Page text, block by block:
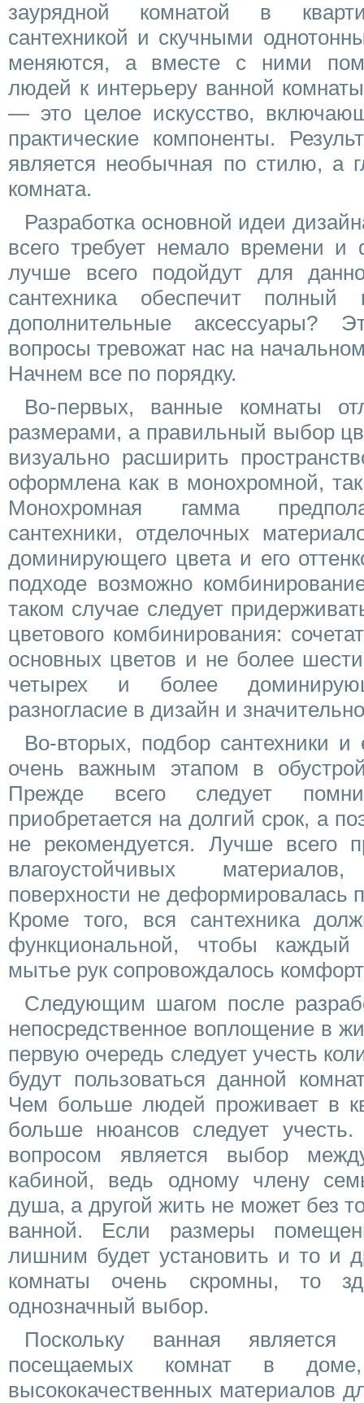
заурядной комнатой в
сантехникой и скучными
меняются, а вместе с ними
людей к интерьеру ванной
— это целое искусство,
практические компоненты.
является необычная по стилю, а
комната.
Разработка основной идеи
всего требует немало времени и
лучше всего подойдут для
сантехника обеспечит
дополнительные аксессуары?
вопросы тревожат нас на
Начнем все по порядку.
Во-первых, ванные комнаты
размерами, а правильный выбор
визуально расширить
оформлена как в монохромной,
Монохромная гамма
сантехники, отделочных
доминирующего цвета и его
подходе возможно
таком случае следует
цветового комбинирования:
основных цветов и не более
четырех и более
разногласие в дизайн и
Во-вторых, подбор сантехники и
очень важным этапом в
Прежде всего следует
приобретается на долгий срок, а
не рекомендуется. Лучше всего
влагоустойчивых
поверхности не деформировалась
Кроме того, вся сантехника
функциональной, чтобы
мытье рук сопровождалось
Следующим шагом после
непосредственное воплощение в
первую очередь следует учесть
будут пользоваться данной
Чем больше людей проживает в
больше нюансов следует
вопросом является выбор
кабиной, ведь одному члену
душа, а другой жить не может без
ванной. Если размеры
лишним будет установить и то и
комнаты очень скромны, то
однозначный выбор.
Поскольку ванная
посещаемых комнат в доме,
высококачественных материалов